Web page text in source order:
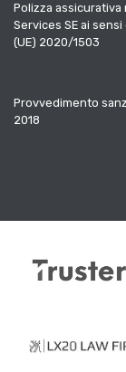
Polizza
Services SE ai
(UE) 2020/1503
Provvedimento
2018